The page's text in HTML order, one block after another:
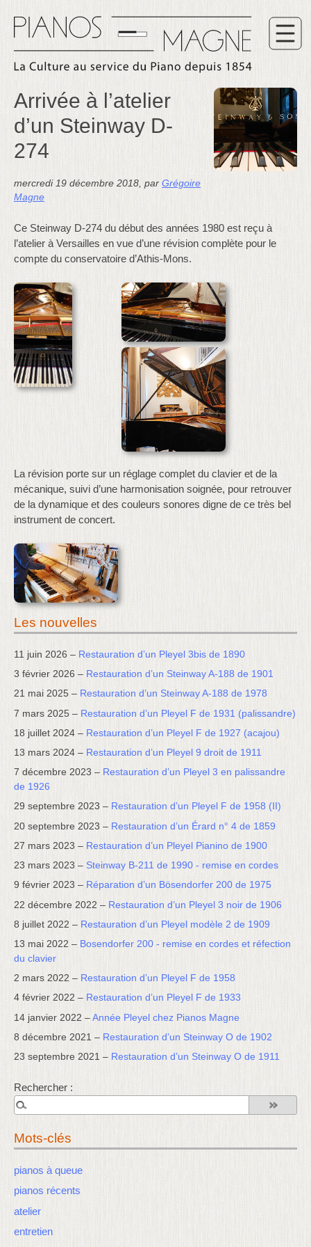
Arrivée à l’atelier
d’un Steinway D-
274
mercredi 19 décembre 2018, par Grégoire
Magne
Ce Steinway D-274 du début des années 1980 est reçu à
l’atelier à Versailles en vue d’une révision complète pour le
compte du conservatoire d’Athis-Mons.
La révision porte sur un réglage complet du clavier et de la
mécanique, suivi d’une harmonisation soignée, pour retrouver
de la dynamique et des couleurs sonores digne de ce très bel
instrument de concert.
Les nouvelles
11 juin 2026 – Restauration d’un Pleyel 3bis de 1890
3 février 2026 – Restauration d’un Steinway A-188 de 1901
21 mai 2025 – Restauration d’un Steinway A-188 de 1978
7 mars 2025 – Restauration d’un Pleyel F de 1931 (palissandre)
18 juillet 2024 – Restauration d’un Pleyel F de 1927 (acajou)
13 mars 2024 – Restauration d’un Pleyel 9 droit de 1911
7 décembre 2023 – Restauration d’un Pleyel 3 en palissandre
de 1926
29 septembre 2023 – Restauration d’un Pleyel F de 1958 (II)
20 septembre 2023 – Restauration d’un Érard n° 4 de 1859
27 mars 2023 – Restauration d’un Pleyel Pianino de 1900
23 mars 2023 – Steinway B-211 de 1990 - remise en cordes
9 février 2023 – Réparation d’un Bösendorfer 200 de 1975
22 décembre 2022 – Restauration d’un Pleyel 3 noir de 1906
8 juillet 2022 – Restauration d’un Pleyel modèle 2 de 1909
13 mai 2022 – Bosendorfer 200 - remise en cordes et réfection
du clavier
2 mars 2022 – Restauration d’un Pleyel F de 1958
4 février 2022 – Restauration d’un Pleyel F de 1933
14 janvier 2022 –Année Pleyel chez Pianos Magne
8 décembre 2021 – Restauration d’un Steinway O de 1902
23 septembre 2021 – Restauration d’un Steinway O de 1911
Rechercher :
Mots-clés
pianos à queue
pianos récents
atelier
entretien